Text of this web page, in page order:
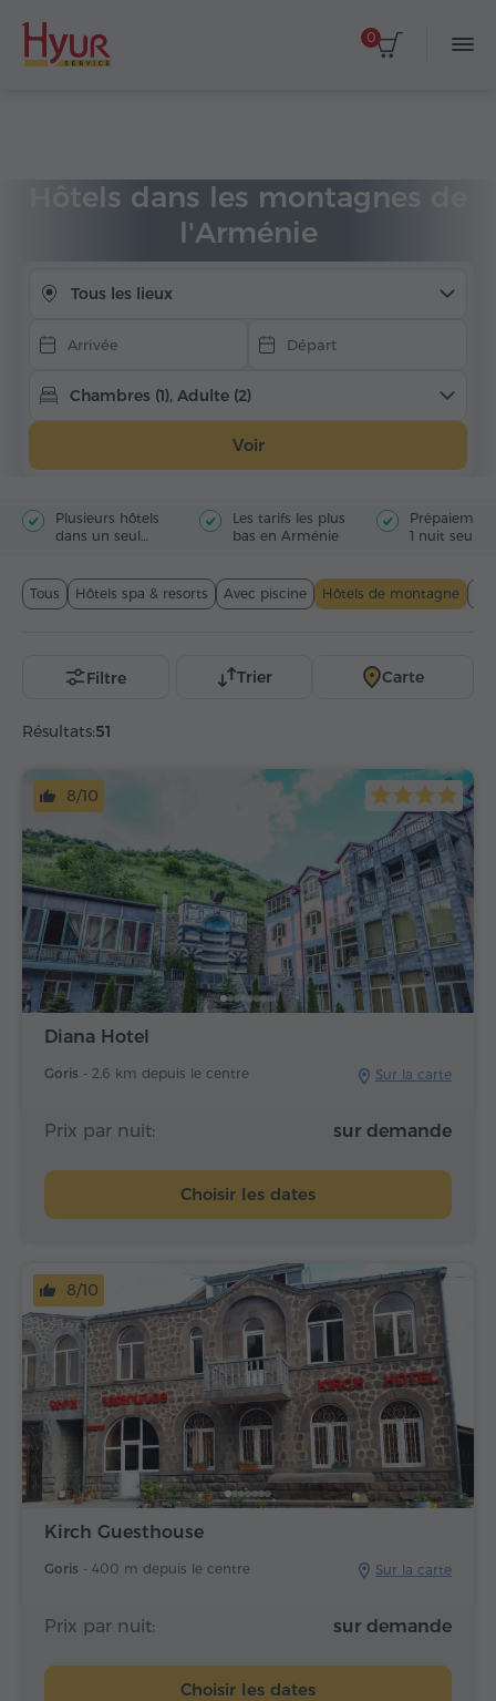
0
Hôtels dans les montagnes de
l'Arménie
Tous les lieux
Chambres (1), Adulte (2)
Voir
Plusieurs hôtels
dans un seul
Les tarifs les plus
bas en Arménie
1 nuit
Tous Hôtels spa & resorts Avec piscine Hôtels de montagne
Résultats:51
Filtre Trier Carte
Diana Hotel
Goris - 2.6 km depuis le centre Sur la carte
8/10
Prix par nuit: sur demande
Choisir les dates
Kirch Guesthouse
Goris - 400 m depuis le centre Sur la carte
8/10
Prix par nuit: sur demande
Choisir les dates